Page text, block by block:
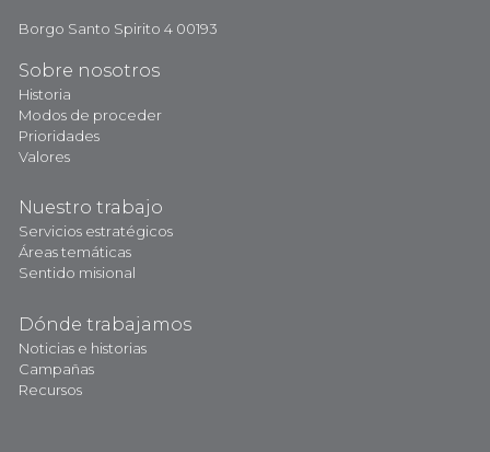
Borgo Santo Spirito 4 00193
Sobre nosotros
Historia
Modos de proceder
Prioridades
Valores
Nuestro trabajo
Servicios estratégicos
Áreas temáticas
Sentido misional
Dónde trabajamos
Noticias e historias
Campañas
Recursos